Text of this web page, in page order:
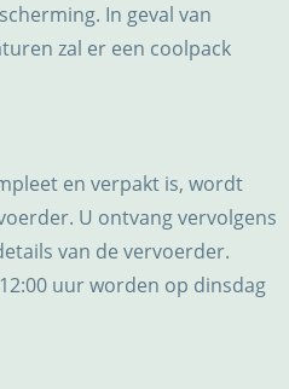
In geval van
zal er een coolpack
en verpakt is, wordt
U ontvang vervolgens
van de vervoerder.
uur worden op dinsdag